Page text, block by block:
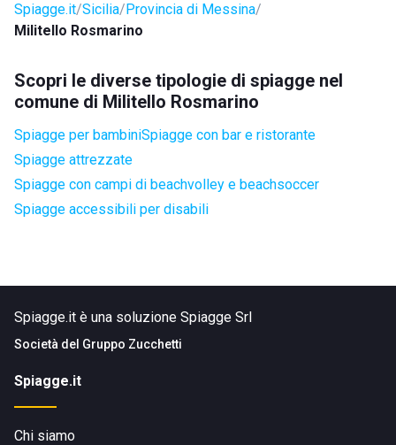
Spiagge.it Sicilia Provincia di Messina
Militello Rosmarino
Scopri le diverse tipologie di spiagge nel
comune di Militello Rosmarino
Spiagge per bambiniSpiagge con bar e ristorante
Spiagge attrezzate
Spiagge con campi di beachvolley e beachsoccer
Spiagge accessibili per disabili
Spiagge.it è una soluzione Spiagge Srl
Società del Gruppo Zucchetti
Spiagge.it
Chi siamo